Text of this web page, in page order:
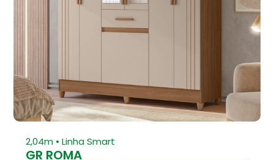
⁠2,04m • Linha Smart
GR ROMA